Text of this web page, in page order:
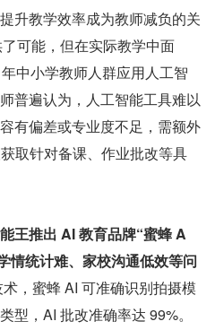
升教学效率成为教师减负的关
可能，但在实际教学中面
中小学教师人群应用人工智
普遍认为，人工智能工具难以
有偏差或专业度不足，需额外
取针对备课、作业批改等具
王推出 AI 教育品牌“蜜蜂 A
情统计难、家校沟通低效等问
，蜜蜂 AI 可准确识别拍摄模
型，AI 批改准确率达 99%。